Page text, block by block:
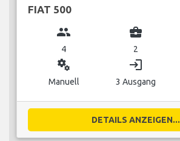
FIAT 500
group
4
business_center
2
miscellaneous_services
Manuell
login
3 Ausgang
DETAILS ANZEIGEN...